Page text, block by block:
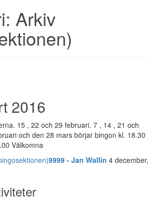
Arkiv
2016
15 , 22 och 29 februari. 7 , 14 , 21 och
och den 28 mars börjar bingon kl. 18.30
Välkomna
9999 - Jan Wallin 4 december,